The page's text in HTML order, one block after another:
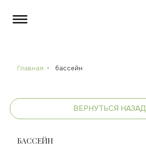
Главная бассейн
ВЕРНУТЬСЯ НАЗАД
БАССЕЙН